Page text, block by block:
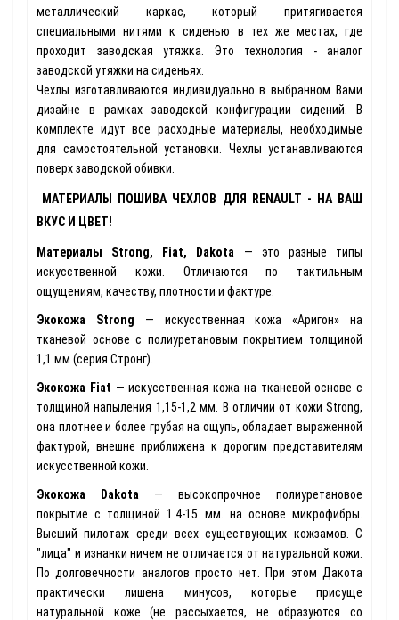
металлический каркас, который притягивается
специальными нитями к сиденью в тех же местах, где
проходит заводская утяжка. Это технология - аналог
заводской утяжки на сиденьях.
Чехлы изготавливаются индивидуально в выбранном Вами
дизайне в рамках заводской конфигурации сидений. В
комплекте идут все расходные материалы, необходимые
для самостоятельной установки. Чехлы устанавливаются
поверх заводской обивки.
МАТЕРИАЛЫ ПОШИВА ЧЕХЛОВ ДЛЯ RENAULT - НА ВАШ
ВКУС И ЦВЕТ!
Материалы Strong, Fiat, Dakota — это разные типы
искусственной кожи. Отличаются по тактильным
ощущениям, качеству, плотности и фактуре.
Экокожа Strong — искусственная кожа «Аригон» на
тканевой основе с полиуретановым покрытием толщиной
1,1 мм (серия Стронг).
Экокожа Fiat — искусственная кожа на тканевой основе с
толщиной напыления 1,15-1,2 мм. В отличии от кожи Strong,
она плотнее и более грубая на ощупь, обладает выраженной
фактурой, внешне приближена к дорогим представителям
искусственной кожи.
Экокожа Dakota — высокопрочное полиуретановое
покрытие с толщиной 1.4-15 мм. на основе микрофибры.
Высший пилотаж среди всех существующих кожзамов. С
"лица" и изнанки ничем не отличается от натуральной кожи.
По долговечности аналогов просто нет. При этом Дакота
практически лишена минусов, которые присуще
натуральной коже (не рассыхается, не образуются со